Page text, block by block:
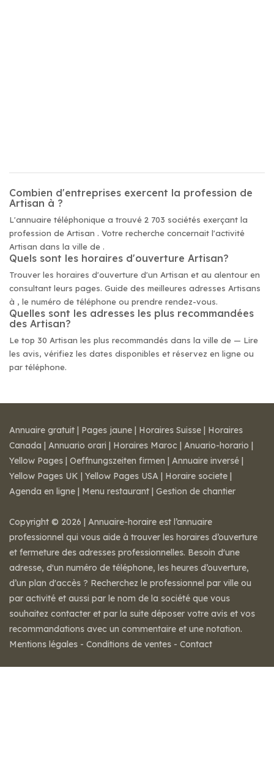
Combien d'entreprises exercent la profession de
Artisan à ?
L'annuaire téléphonique a trouvé 2 703 sociétés exerçant la
profession de Artisan . Votre recherche concernait l'activité
Artisan dans la ville de .
Quels sont les horaires d'ouverture Artisan?
Trouver les horaires d'ouverture d'un Artisan et au alentour en
consultant leurs pages. Guide des meilleures adresses Artisans
à , le numéro de téléphone ou prendre rendez-vous.
Quelles sont les adresses les plus recommandées
des Artisan?
Le top 30 Artisan les plus recommandés dans la ville de — Lire
les avis, vérifiez les dates disponibles et réservez en ligne ou
par téléphone.
Annuaire gratuit | Pages jaune | Horaires Suisse | Horaires
Canada | Annuario orari | Horaires Maroc | Anuario-horario |
Yellow Pages | Oeffnungszeiten firmen | Annuaire inversé |
Yellow Pages UK | Yellow Pages USA | Horaire societe |
Agenda en ligne | Menu restaurant | Gestion de chantier
Copyright © 2026 | Annuaire-horaire est l’annuaire
professionnel qui vous aide à trouver les horaires d’ouverture
et fermeture des adresses professionnelles. Besoin d'une
adresse, d'un numéro de téléphone, les heures d’ouverture,
d’un plan d'accès ? Recherchez le professionnel par ville ou
par activité et aussi par le nom de la société que vous
souhaitez contacter et par la suite déposer votre avis et vos
recommandations avec un commentaire et une notation.
Mentions légales - Conditions de ventes - Contact